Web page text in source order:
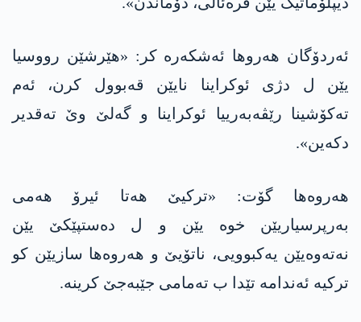
ئەردۆگان هەروها ئەشکەرە کر: «هێرشێن رووسیا
یێن ل دژی ئوکراینا نایێن قەبوول کرن، ئەم
ته‌كۆشینا رێڤەبەرییا ئوکراینا و گەلێ وێ تەقدیر
دکه‌ین».
هەروه‌ها گۆت: «ترکیێ هەتا ئیرۆ هەمی
بەرپرسیاریێن خوە یێن و ل ده‌ستپێكێ یێن
نه‌ته‌وه‌یێن یه‌كبوویی، ناتۆیێ و هه‌روه‌ها سازیێن كو
تركیه‌ ئه‌ندامه‌ تێدا ب ته‌مامی جێبه‌جێ كرینه‌.